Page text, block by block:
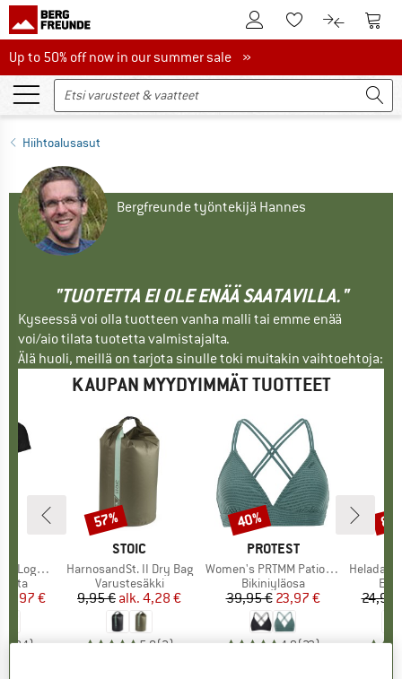
Tästä asiakastililleTästä toivelistalle.
Tästä
Up to 50% off now in our summer sale
Up to 50% off now in our summer sale »
Hiihtoalusasut
Bergfreunde työntekijä Hannes
"TUOTETTA EI OLE ENÄÄ SAATAVILLA."
Kyseessä voi olla tuotteen vanha malli tai emme enää
voi/aio tilata tuotetta valmistajalta.
Älä huoli, meillä on tarjota sinulle toki muitakin vaihtoehtoja:
KAUPAN MYYDYIMMÄT TUOTTEET
T-Shirt
hinta
62,97 €
(24)
MERKKI
STOIC
Tuote
HarnosandSt. II Dry Bag
Tuoteryhmä
Varustesäkki
Hinta
9,95 € Alennettu hinta
alk. 4,28 €
5,0(2)
Alennus
57%
MERKKI
PROTEST
Tuote
Women's PRTMM Patio Triangle
Tuoteryhmä
Bikiniyläosa
Hinta
39,95 €Alennettu hinta
23,97 €
4,9(23)
Alennus
40%
Tuote
HeladagenSt.
24,95